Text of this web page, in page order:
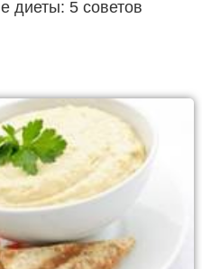
диеты: 5 советов